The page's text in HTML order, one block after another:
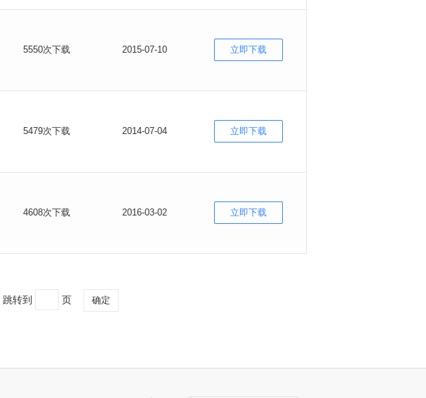
5550次下载 2015-07-10 立即下载
5479次下载 2014-07-04 立即下载
4608次下载 2016-03-02 立即下载
跳转到 页 确定